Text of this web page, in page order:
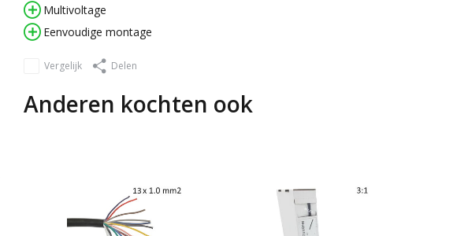
Multivoltage
Eenvoudige montage
Vergelijk Delen
Anderen kochten ook